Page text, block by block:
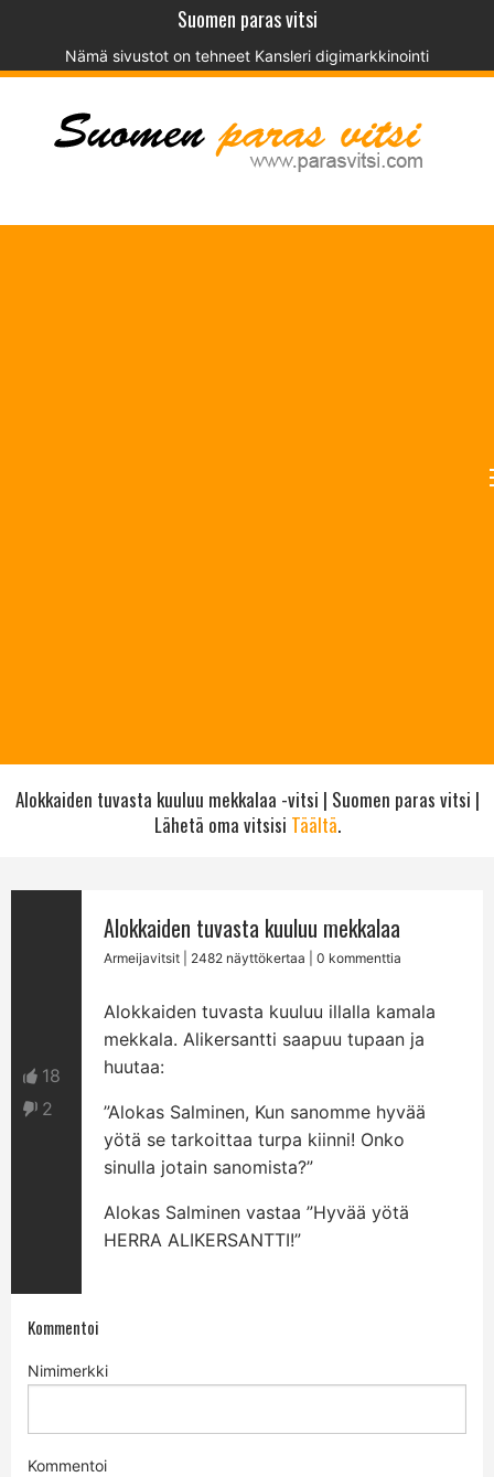
Suomen paras vitsi
Nämä sivustot on tehneet Kansleri digimarkkinointi
Alokkaiden tuvasta kuuluu mekkalaa -vitsi | Suomen paras vitsi |
Lähetä oma vitsisi Täältä.
18
2
Alokkaiden tuvasta kuuluu mekkalaa
Armeijavitsit | 2482 näyttökertaa | 0 kommenttia
Alokkaiden tuvasta kuuluu illalla kamala
mekkala. Alikersantti saapuu tupaan ja
huutaa:
”Alokas Salminen, Kun sanomme hyvää
yötä se tarkoittaa turpa kiinni! Onko
sinulla jotain sanomista?”
Alokas Salminen vastaa ”Hyvää yötä
HERRA ALIKERSANTTI!”
Kommentoi
Nimimerkki
Kommentoi